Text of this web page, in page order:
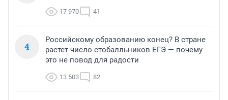
17 970 41
4
Российскому образованию конец? В стране
растет число стобалльников ЕГЭ — почему
это не повод для радости
13 503 82